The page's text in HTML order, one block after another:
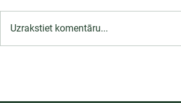
Uzrakstiet komentāru...